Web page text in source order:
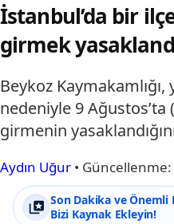
İstanbul’da bir
girmek
Beykoz
nedeniyle 9 Ağustos’ta
girmenin
Aydın Uğur • Güncellenme:
Son Dakika ve
Bizi Kaynak Ekleyin!